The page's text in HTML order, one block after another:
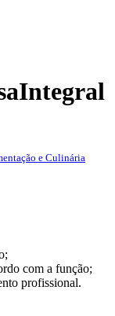
Integral
e Culinária
com a função;
profissional.